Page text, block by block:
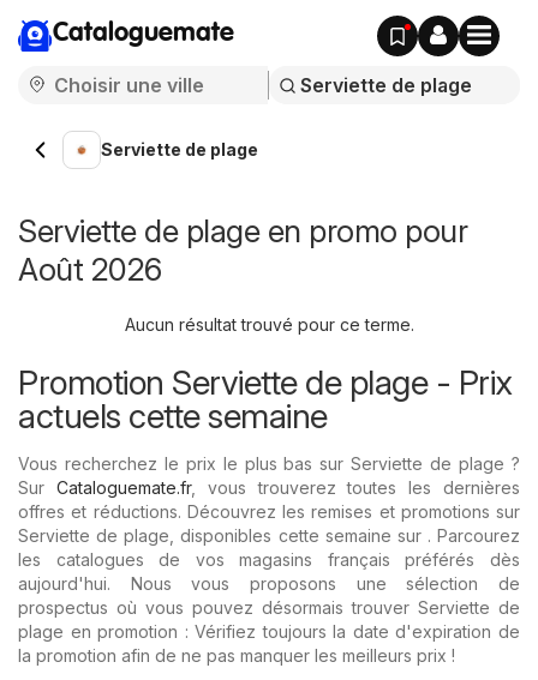
Cataloguemate
Serviette de plage
Serviette de plage en promo pour
Août 2026
Aucun résultat trouvé pour ce terme.
Promotion Serviette de plage - Prix ​​
actuels cette semaine
Vous recherchez le prix le plus bas sur Serviette de plage ?
Sur Cataloguemate.fr, vous trouverez toutes les dernières
offres et réductions. Découvrez les remises et promotions sur
Serviette de plage, disponibles cette semaine sur . Parcourez
les catalogues de vos magasins français préférés dès
aujourd'hui. Nous vous proposons une sélection de
prospectus où vous pouvez désormais trouver Serviette de
plage en promotion : Vérifiez toujours la date d'expiration de
la promotion afin de ne pas manquer les meilleurs prix !